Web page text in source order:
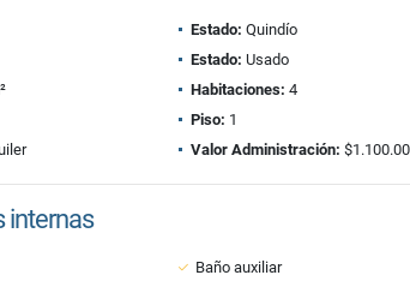
Estado: Quindío
Estado: Usado
Habitaciones: 4
Piso: 1
Valor Administración:
internas
Baño auxiliar